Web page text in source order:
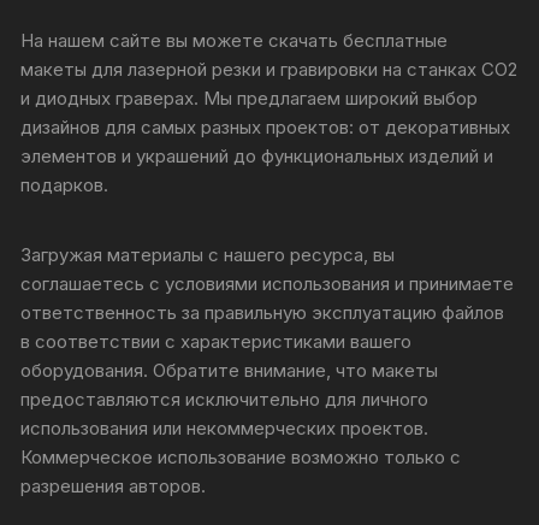
На нашем сайте вы можете скачать бесплатные
макеты для лазерной резки и гравировки на станках CO2
и диодных граверах. Мы предлагаем широкий выбор
дизайнов для самых разных проектов: от декоративных
элементов и украшений до функциональных изделий и
подарков.
Загружая материалы с нашего ресурса, вы
соглашаетесь с условиями использования и принимаете
ответственность за правильную эксплуатацию файлов
в соответствии с характеристиками вашего
оборудования. Обратите внимание, что макеты
предоставляются исключительно для личного
использования или некоммерческих проектов.
Коммерческое использование возможно только с
разрешения авторов.